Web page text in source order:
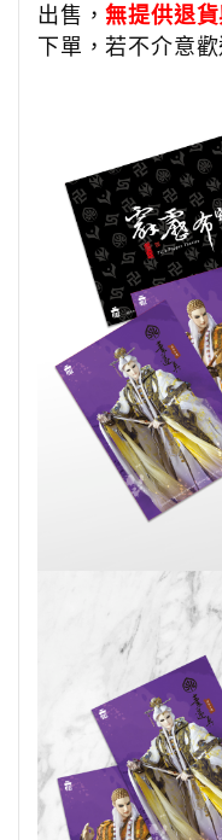
出售，無提供退
下單，若不介意歡